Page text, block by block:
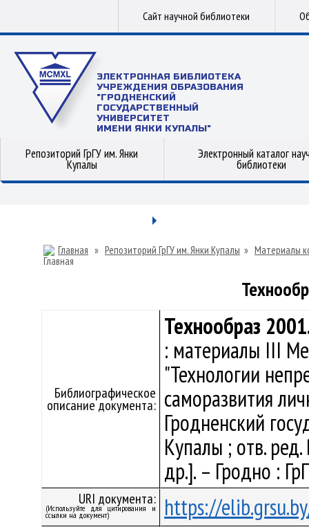
Сайт научной библиотеки
ЭЛЕКТРОННАЯ БИБЛИОТЕКА
УЧРЕЖДЕНИЯ ОБРАЗОВАНИЯ
"ГРОДНЕНСКИЙ
ГОСУДАРСТВЕННЫЙ
УНИВЕРСИТЕТ
ИМЕНИ ЯНКИ КУПАЛЫ"
Репозиторий ГрГУ им. Янки
Купалы
Электронный каталог
библиотеки
Главная » Репозиторий ГрГУ им. Янки Купалы » Материалы
Библиографическое
описание документа:
Технообраз
: материалы III
"Технологии
саморазвития
Гродненский
Купалы ; отв.
др.]. – Гродно :
URI документа:
(Используйте для цитирования и
ссылки на документ) https://